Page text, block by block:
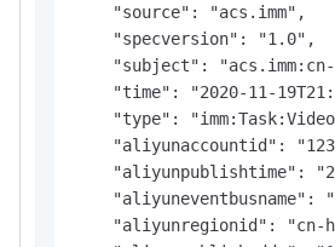
    "source": "acs.imm",
    "specversion": "1.0",
"subject":
"time": "2020-11-
"type":
"aliyunaccountid":
"aliyunpublishtime":
"aliyuneventbusname":
"aliyunregionid": "cn-